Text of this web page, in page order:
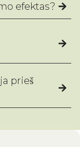
efektas?
prieš